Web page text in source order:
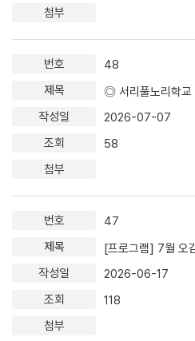
48
2026-07-07
58
47
[프로그램] 7월 오
2026-06-17
118